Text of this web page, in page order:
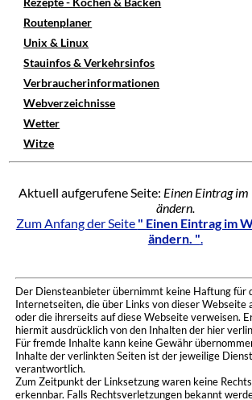
Routenplaner
Unix & Linux
Stauinfos & Verkehrsinfos
Verbraucherinformationen
Webverzeichnisse
Wetter
Witze
Aktuell aufgerufene Seite: Einen Eintrag
ändern.
Zum Anfang der Seite " Einen Eintrag im
ändern. ".
Der Diensteanbieter übernimmt keine Haftung für
Internetseiten, die über Links von dieser Webseite
oder die ihrerseits auf diese Webseite verweisen.
hiermit ausdrücklich von den Inhalten der hier
Für fremde Inhalte kann keine Gewähr
Inhalte der verlinkten Seiten ist der jeweilige
verantwortlich.
Zum Zeitpunkt der Linksetzung waren keine
erkennbar. Falls Rechtsverletzungen bekannt